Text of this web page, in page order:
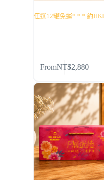
任選12罐免運* * * 約
FromNT$2,880